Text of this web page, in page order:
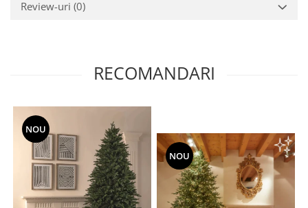
Review-uri (0)
RECOMANDARI
NOU
NOU